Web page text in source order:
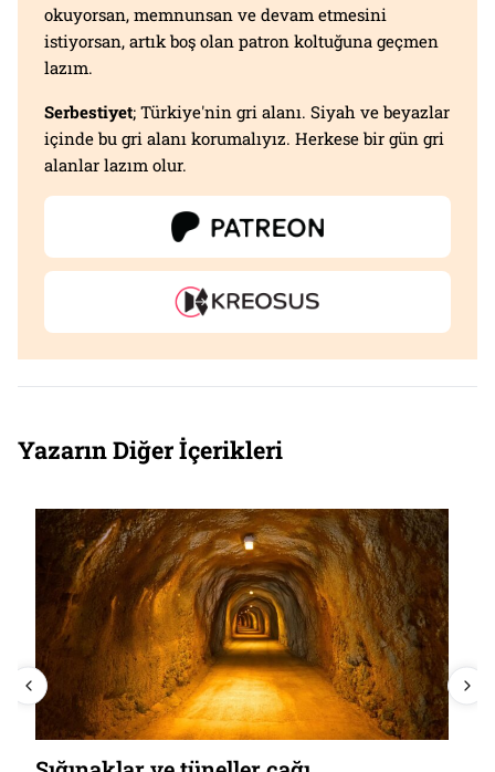
okuyorsan, memnunsan ve devam etmesini
istiyorsan, artık boş olan patron koltuğuna geçmen
lazım.
Serbestiyet; Türkiye'nin gri alanı. Siyah ve beyazlar
içinde bu gri alanı korumalıyız. Herkese bir gün gri
alanlar lazım olur.
Yazarın Diğer İçerikleri